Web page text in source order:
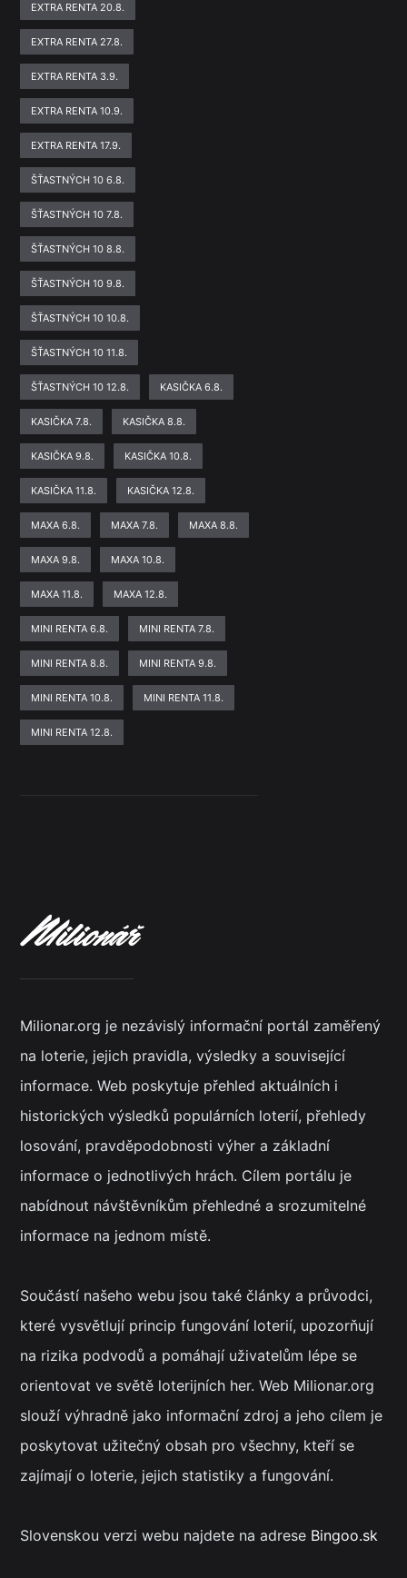
EXTRA RENTA 20.8.
EXTRA RENTA 27.8.
EXTRA RENTA 3.9.
EXTRA RENTA 10.9.
EXTRA RENTA 17.9.
ŠŤASTNÝCH 10 6.8.
ŠŤASTNÝCH 10 7.8.
ŠŤASTNÝCH 10 8.8.
ŠŤASTNÝCH 10 9.8.
ŠŤASTNÝCH 10 10.8.
ŠŤASTNÝCH 10 11.8.
ŠŤASTNÝCH 10 12.8. KASIČKA 6.8.
KASIČKA 7.8. KASIČKA 8.8.
KASIČKA 9.8. KASIČKA 10.8.
KASIČKA 11.8. KASIČKA 12.8.
MAXA 6.8. MAXA 7.8. MAXA 8.8.
MAXA 9.8. MAXA 10.8.
MAXA 11.8. MAXA 12.8.
MINI RENTA 6.8. MINI RENTA 7.8.
MINI RENTA 8.8. MINI RENTA 9.8.
MINI RENTA 10.8. MINI RENTA 11.8.
MINI RENTA 12.8.
Milionar.org je nezávislý informační portál zaměřený
na loterie, jejich pravidla, výsledky a související
informace. Web poskytuje přehled aktuálních i
historických výsledků populárních loterií, přehledy
losování, pravděpodobnosti výher a základní
informace o jednotlivých hrách. Cílem portálu je
nabídnout návštěvníkům přehledné a srozumitelné
informace na jednom místě.
Součástí našeho webu jsou také články a průvodci,
které vysvětlují princip fungování loterií, upozorňují
na rizika podvodů a pomáhají uživatelům lépe se
orientovat ve světě loterijních her. Web Milionar.org
slouží výhradně jako informační zdroj a jeho cílem je
poskytovat užitečný obsah pro všechny, kteří se
zajímají o loterie, jejich statistiky a fungování.
Slovenskou verzi webu najdete na adrese Bingoo.sk